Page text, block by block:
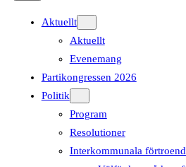
Aktuellt
Aktuellt
Evenemang
Partikongressen 2026
Politik
Program
Resolutioner
Interkommunala